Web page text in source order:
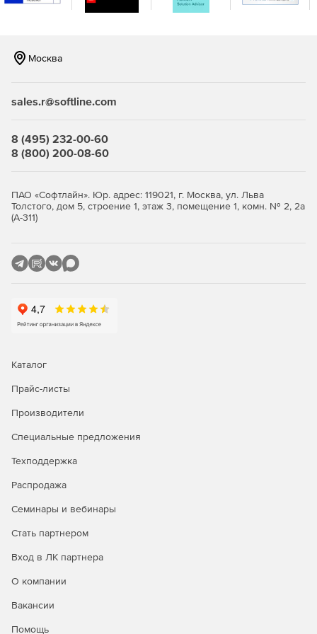
интеграцию.
Москва
sales.r@softline.com
8 (495) 232-00-60
8 (800) 200-08-60
ПАО «Софтлайн». Юр. адрес: 119021, г. Москва, ул. Льва
Толстого, дом 5, строение 1, этаж 3, помещение 1, комн. № 2, 2а
(А-311)
Каталог
Прайс-листы
Производители
Специальные предложения
Техподдержка
Распродажа
Семинары и вебинары
Стать партнером
Вход в ЛК партнера
О компании
Вакансии
Помощь